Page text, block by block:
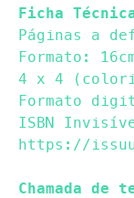
Ficha
Páginas a
Formato:
4 x 4
Formato
ISBN
https://
Chamada de